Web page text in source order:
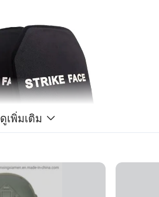
ดูเพิ่มเติม